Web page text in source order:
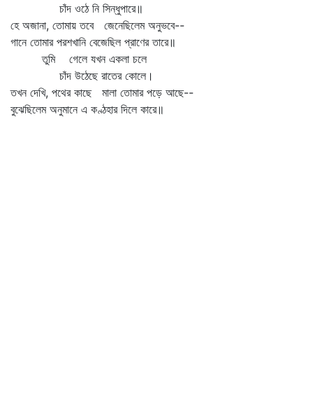
চাঁদ ওঠে নি সিন্ধুপারে॥
হে অজানা, তোমায় তবে জেনেছিলেম অনুভবে--
গানে তোমার পরশখানি বেজেছিল প্রাণের তারে॥
তুমি গেলে যখন একলা চলে
চাঁদ উঠেছে রাতের কোলে।
তখন দেখি, পথের কাছে মালা তোমার পড়ে আছে--
বুঝেছিলেম অনুমানে এ কণ্ঠহার দিলে কারে॥